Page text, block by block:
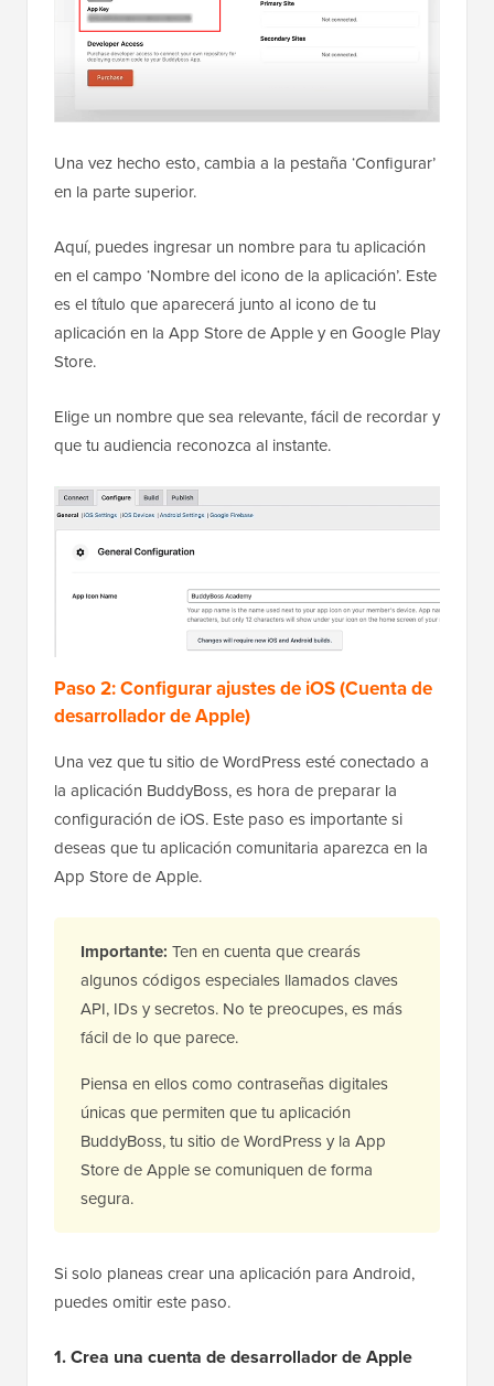
Una vez hecho esto, cambia a la pestaña ‘Configurar’
en la parte superior.
Aquí, puedes ingresar un nombre para tu aplicación
en el campo ‘Nombre del icono de la aplicación’. Este
es el título que aparecerá junto al icono de tu
aplicación en la App Store de Apple y en Google Play
Store.
Elige un nombre que sea relevante, fácil de recordar y
que tu audiencia reconozca al instante.
Paso 2: Configurar ajustes de iOS (Cuenta de
desarrollador de Apple)
Una vez que tu sitio de WordPress esté conectado a
la aplicación BuddyBoss, es hora de preparar la
configuración de iOS. Este paso es importante si
deseas que tu aplicación comunitaria aparezca en la
App Store de Apple.
Importante: Ten en cuenta que crearás
algunos códigos especiales llamados claves
API, IDs y secretos. No te preocupes, es más
fácil de lo que parece.
Piensa en ellos como contraseñas digitales
únicas que permiten que tu aplicación
BuddyBoss, tu sitio de WordPress y la App
Store de Apple se comuniquen de forma
segura.
Si solo planeas crear una aplicación para Android,
puedes omitir este paso.
1. Crea una cuenta de desarrollador de Apple